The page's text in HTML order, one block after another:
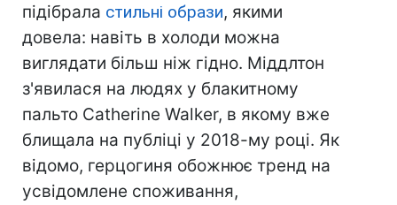
підібрала стильні образи, якими
довела: навіть в холоди можна
виглядати більш ніж гідно. Міддлтон
з'явилася на людях у блакитному
пальто Catherine Walker, в якому вже
блищала на публіці у 2018-му році. Як
відомо, герцогиня обожнює тренд на
усвідомлене споживання,